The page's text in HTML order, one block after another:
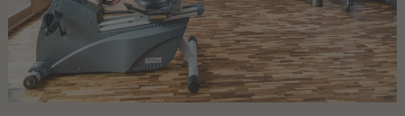
Private Concierge
Gli ospiti raccontano di noi
MOMËNC